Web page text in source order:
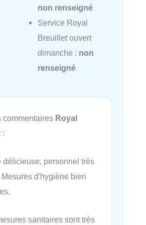
non renseigné
Service Royal
Breuillet ouvert
dimanche : non
renseigné
commentaires Royal
:
délicieuse, personnel très
d'hygiène bien
sanitaires sont très